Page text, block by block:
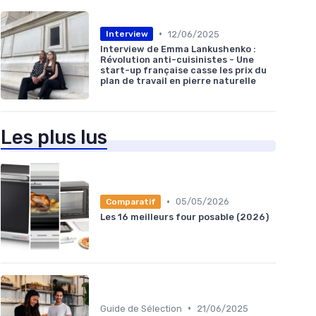
Interview • 12/06/2025
Interview de Emma Lankushenko :
Révolution anti-cuisinistes - Une
start-up française casse les prix du
plan de travail en pierre naturelle
Les plus lus
Comparatif • 05/05/2026
Les 16 meilleurs four posable (2026)
Guide de Sélection • 21/06/2025